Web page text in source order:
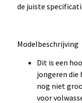
de juiste
Modelbeschrijving
Dit is een
jongeren
nog niet
voor